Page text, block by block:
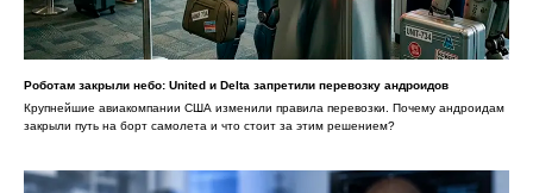
Роботам закрыли небо: United и Delta запретили перевозку андроидов
Крупнейшие авиакомпании США изменили правила перевозки. Почему андроидам
закрыли путь на борт самолета и что стоит за этим решением?